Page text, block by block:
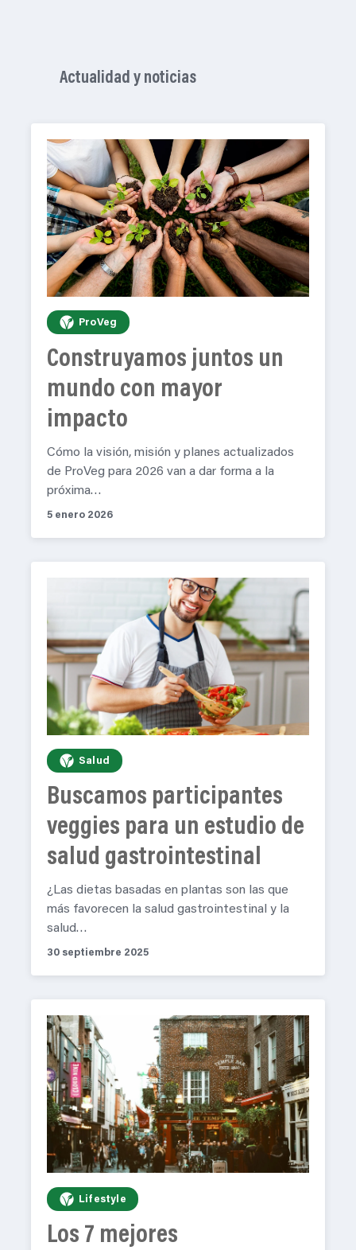
Actualidad y noticias
ProVeg
Construyamos juntos un
mundo con mayor
impacto
Cómo la visión, misión y planes actualizados
de ProVeg para 2026 van a dar forma a la
próxima…
5 enero 2026
Salud
Buscamos participantes
veggies para un estudio de
salud gastrointestinal
¿Las dietas basadas en plantas son las que
más favorecen la salud gastrointestinal y la
salud…
30 septiembre 2025
Lifestyle
Los 7 mejores